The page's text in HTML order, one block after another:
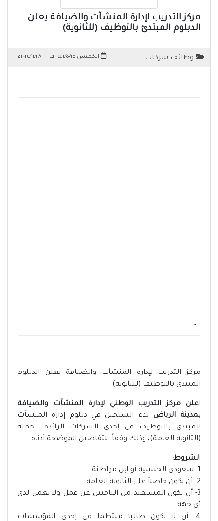
مركز التدريب لإدارة المنشآت والضيافة يعلن
الدبلوم المبتدئ بالتوظيف (للثانوية)
وظائف شركات الخميس ١٤٤٦/٥/٢٥ هـ - ٢٠٢٤/١١/٢٨م
-
مركز التدريب لإدارة المنشآت والضيافة يعلن الدبلوم
المبتدئ بالتوظيف (للثانوية)
اعلن مركز التدريب الوطني لإدارة المنشآت والضيافة
بمدينة الرياض بدء التسجيل في دبلوم إدارة المنشآت
المبتدئ بالتوظيف في إحدى الشركات الرائدة، لحملة
(الثانوية العامة)، وذلك وفقاً للتفاصيل الموضحة أدناه.
الشروط:
1- سعودي الجنسية أو ابن مواطنة.
2- أن يكون حاصلاً على الثانوية العامة.
3- أن يكون المستفيد من الباحثين عن عمل ولا يعمل لدى
أي جهة.
4- أن لا يكون طالبا منتظما في إحدى المؤسسات